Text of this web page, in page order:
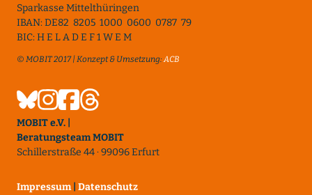
Sparkasse Mittelthüringen
IBAN: DE82 8205 1000 0600 0787 79
BIC: H E L A D E F 1 W E M
© MOBIT 2017 | Konzept & Umsetzung:ACB
MOBIT e.V. |
Beratungsteam MOBIT
Schillerstraße 44 · 99096 Erfurt
Impressum Datenschutz